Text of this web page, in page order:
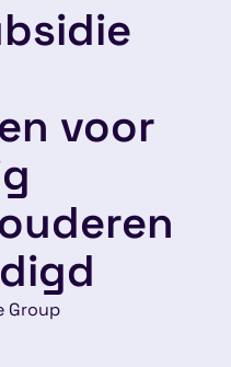
voor
Group